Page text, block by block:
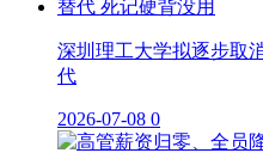
深圳理工大学拟逐步取
代
2026-07-08 0